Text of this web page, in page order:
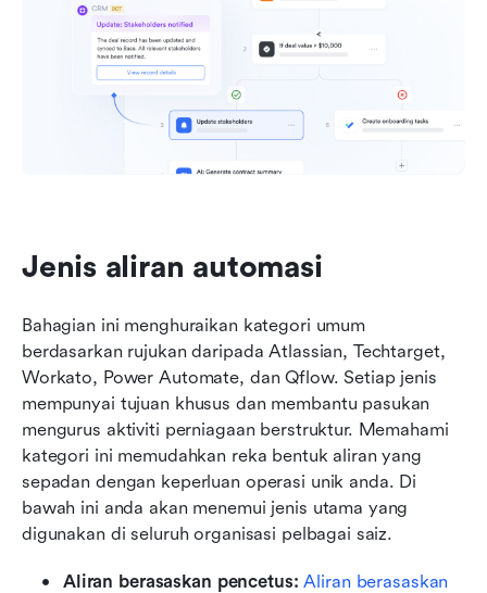
Jenis aliran automasi
Bahagian ini menghuraikan kategori umum
berdasarkan rujukan daripada Atlassian, Techtarget,
Workato, Power Automate, dan Qflow. Setiap jenis
mempunyai tujuan khusus dan membantu pasukan
mengurus aktiviti perniagaan berstruktur. Memahami
kategori ini memudahkan reka bentuk aliran yang
sepadan dengan keperluan operasi unik anda. Di
bawah ini anda akan menemui jenis utama yang
digunakan di seluruh organisasi pelbagai saiz.
Aliran berasaskan pencetus: Aliran berasaskan